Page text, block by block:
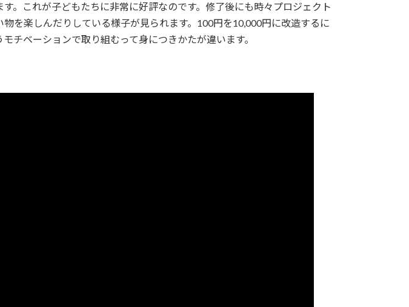
す。これが子どもたちに非常に好評なのです。修了後にも時々プロジェクト
を楽しんだりしている様子が見られます。100円を10,000円に改造するに
チベーションで取り組むって身につきかたが違います。